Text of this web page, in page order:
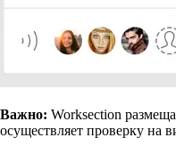
Важно: Worksection
осуществляет проверку на